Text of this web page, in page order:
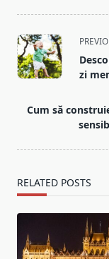
<span
class="nav-
subtitle
reader-
text">Page</
zi
Cum să
RELATED POSTS